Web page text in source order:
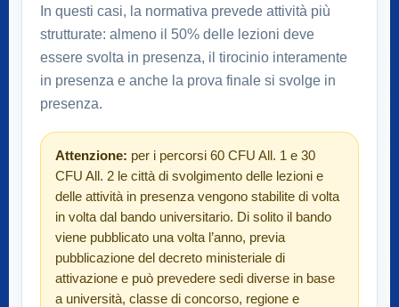
In questi casi, la normativa prevede attività più
strutturate: almeno il 50% delle lezioni deve
essere svolta in presenza, il tirocinio interamente
in presenza e anche la prova finale si svolge in
presenza.
Attenzione: per i percorsi 60 CFU All. 1 e 30
CFU All. 2 le città di svolgimento delle lezioni e
delle attività in presenza vengono stabilite di volta
in volta dal bando universitario. Di solito il bando
viene pubblicato una volta l’anno, previa
pubblicazione del decreto ministeriale di
attivazione e può prevedere sedi diverse in base
a università, classe di concorso, regione e